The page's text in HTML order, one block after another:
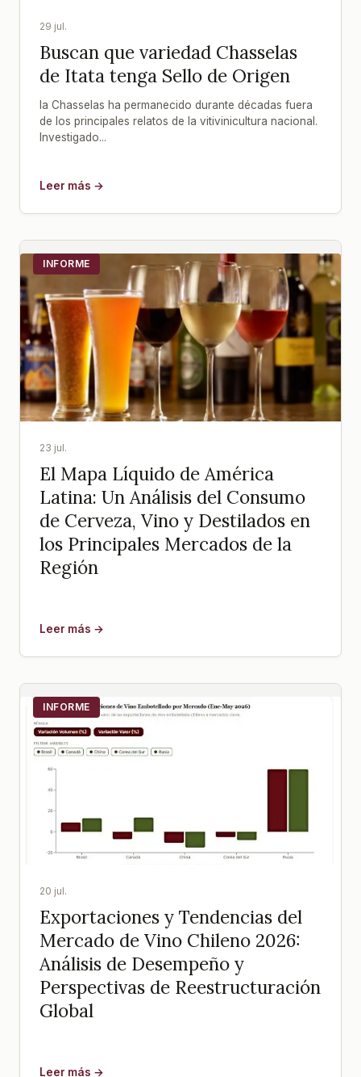
29 jul.
Buscan que variedad Chasselas
de Itata tenga Sello de Origen
la Chasselas ha permanecido durante décadas fuera
de los principales relatos de la vitivinicultura nacional.
Investigado...
Leer más →
INFORME
23 jul.
El Mapa Líquido de América
Latina: Un Análisis del Consumo
de Cerveza, Vino y Destilados en
los Principales Mercados de la
Región
Leer más →
INFORME
20 jul.
Exportaciones y Tendencias del
Mercado de Vino Chileno 2026:
Análisis de Desempeño y
Perspectivas de Reestructuración
Global
Leer más →